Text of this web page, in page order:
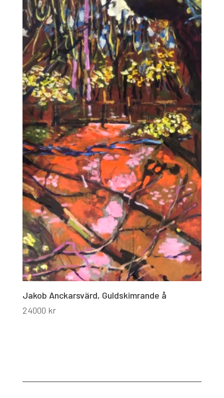
Jakob Anckarsvärd, Guldskimrande å
24000 kr